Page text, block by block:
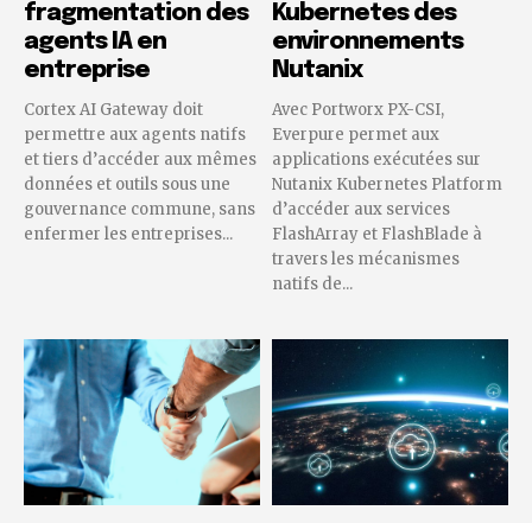
fragmentation des
agents IA en
entreprise
Cortex AI Gateway doit
permettre aux agents natifs
et tiers d’accéder aux mêmes
données et outils sous une
gouvernance commune, sans
enfermer les entreprises...
Kubernetes des
environnements
Nutanix
Avec Portworx PX-CSI,
Everpure permet aux
applications exécutées sur
Nutanix Kubernetes Platform
d’accéder aux services
FlashArray et FlashBlade à
travers les mécanismes
natifs de...